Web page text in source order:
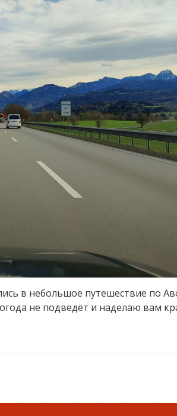
в небольшое путешествие по
не подведёт и наделаю вам